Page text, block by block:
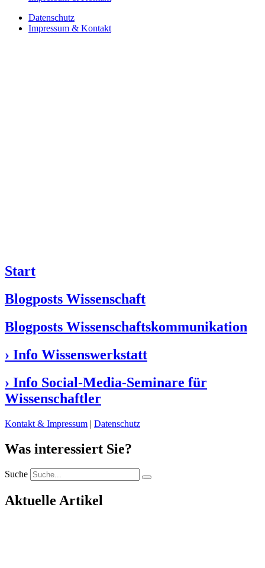
Datenschutz
Impressum & Kontakt
Start
Blogposts Wissenschaft
Blogposts Wissenschaftskommunikation
› Info Wissenswerkstatt
› Info Social-Media-Seminare für
Wissenschaftler
Kontakt & Impressum | Datenschutz
Was interessiert Sie?
Suche
Aktuelle Artikel